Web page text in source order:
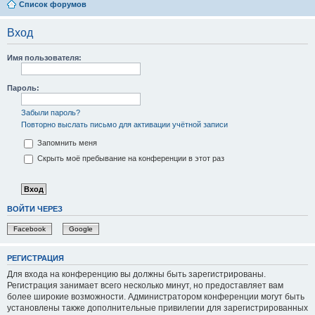
Список форумов
Вход
Имя пользователя:
Пароль:
Забыли пароль?
Повторно выслать письмо для активации учётной записи
Запомнить меня
Скрыть моё пребывание на конференции в этот раз
ВОЙТИ ЧЕРЕЗ
Facebook Google
РЕГИСТРАЦИЯ
Для входа на конференцию вы должны быть зарегистрированы.
Регистрация занимает всего несколько минут, но предоставляет вам
более широкие возможности. Администратором конференции могут быть
установлены также дополнительные привилегии для зарегистрированных